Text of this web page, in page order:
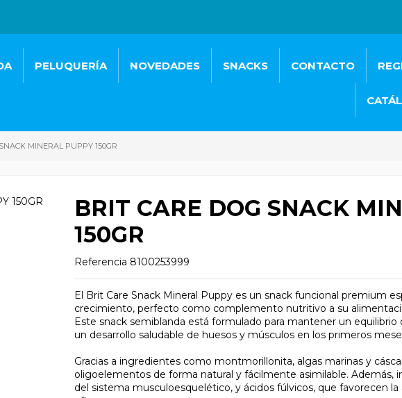
PELUQUERÍA NOVEDADES SNACKS CONTACTO
MINERAL PUPPY 150GR
BRIT CARE DOG SNACK
150GR
Referencia 8100253999
El Brit Care Snack Mineral Puppy es un snack funcional premium
crecimiento, perfecto como complemento nutritivo a su
Este snack semiblanda está formulado para mantener un
un desarrollo saludable de huesos y músculos en los primeros
Gracias a ingredientes como montmorillonita, algas marinas y
oligoelementos de forma natural y fácilmente asimilable.
del sistema musculoesquelético, y ácidos fúlvicos, que favorecen